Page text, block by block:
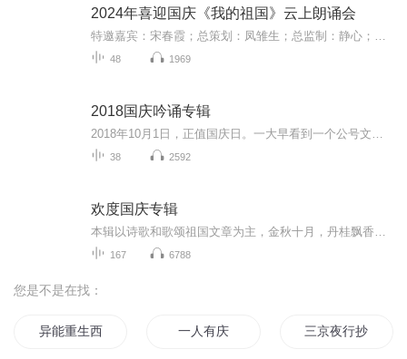
2024年喜迎国庆《我的祖国》云上朗诵会
48 1969
2018国庆吟诵专辑
38 2592
欢度国庆专辑
167 6788
您是不是在找：
异能重生西门庆 一人有庆 三京夜行抄